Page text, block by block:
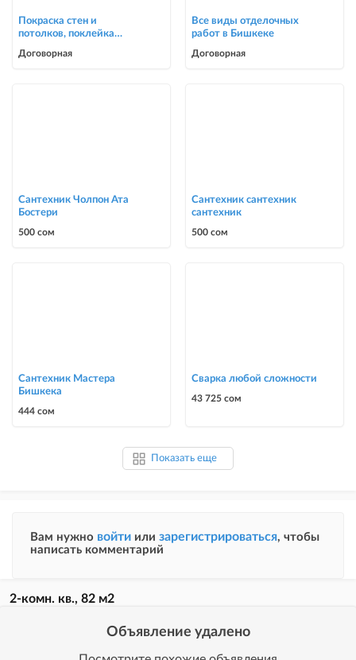
Покраска стен и
потолков, поклейка
Договорная
Все виды отделочных
работ в Бишкеке
Договорная
Сантехник Чолпон Ата
Бостери
500 сом
Сантехник сантехник
сантехник
500 сом
Сантехник Мастера
Бишкека
444 сом
Сварка любой сложности
43 725 сом
Показать еще
Вам нужно войти или зарегистрироваться, чтобы
написать комментарий
2-комн. кв., 82 м2
Объявление удалено